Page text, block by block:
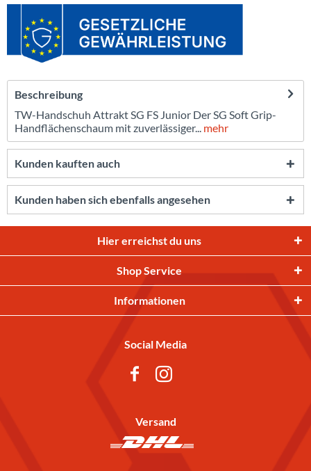
Beschreibung
TW-Handschuh Attrakt SG FS Junior Der SG Soft Grip-
Handflächenschaum mit zuverlässiger... mehr
Kunden kauften auch
Kunden haben sich ebenfalls angesehen
Hier erreichst du uns
Shop Service
Informationen
Social Media
Versand